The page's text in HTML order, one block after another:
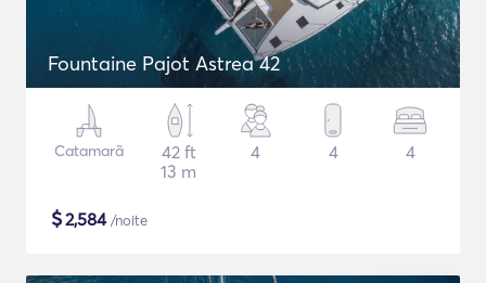
Fountaine Pajot Astrea 42
Catamarã
42 ft
13 m
4 4 4
$2,584/noite